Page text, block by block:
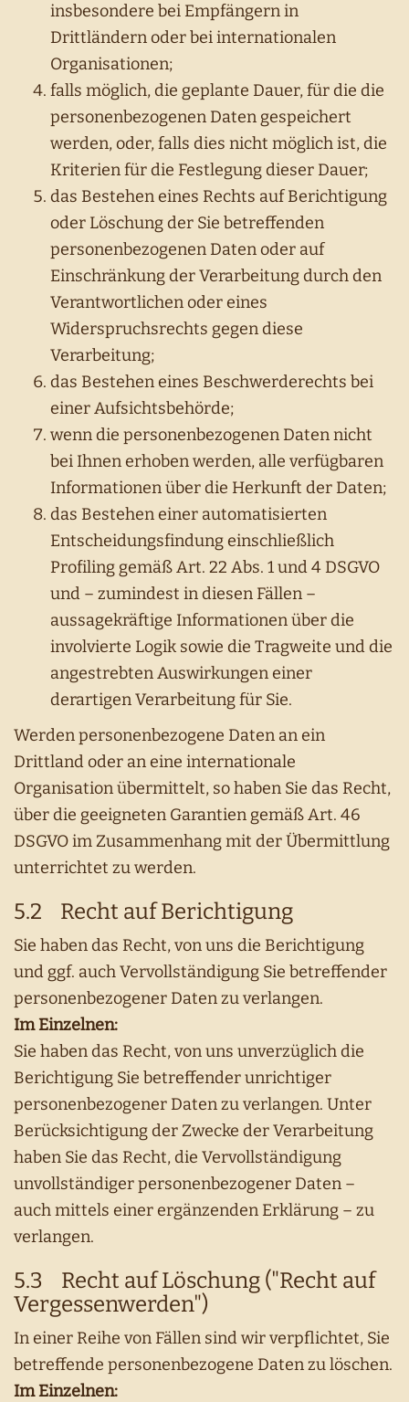
insbesondere bei Empfängern in
Drittländern oder bei internationalen
Organisationen;
falls möglich, die geplante Dauer, für die die
personenbezogenen Daten gespeichert
werden, oder, falls dies nicht möglich ist, die
Kriterien für die Festlegung dieser Dauer;
das Bestehen eines Rechts auf Berichtigung
oder Löschung der Sie betreffenden
personenbezogenen Daten oder auf
Einschränkung der Verarbeitung durch den
Verantwortlichen oder eines
Widerspruchsrechts gegen diese
Verarbeitung;
das Bestehen eines Beschwerderechts bei
einer Aufsichtsbehörde;
wenn die personenbezogenen Daten nicht
bei Ihnen erhoben werden, alle verfügbaren
Informationen über die Herkunft der Daten;
das Bestehen einer automatisierten
Entscheidungsfindung einschließlich
Profiling gemäß Art. 22 Abs. 1 und 4 DSGVO
und – zumindest in diesen Fällen –
aussagekräftige Informationen über die
involvierte Logik sowie die Tragweite und die
angestrebten Auswirkungen einer
derartigen Verarbeitung für Sie.
Werden personenbezogene Daten an ein
Drittland oder an eine internationale
Organisation übermittelt, so haben Sie das Recht,
über die geeigneten Garantien gemäß Art. 46
DSGVO im Zusammenhang mit der Übermittlung
unterrichtet zu werden.
5.2 Recht auf Berichtigung
Sie haben das Recht, von uns die Berichtigung
und ggf. auch Vervollständigung Sie betreffender
personenbezogener Daten zu verlangen.
Im Einzelnen:
Sie haben das Recht, von uns unverzüglich die
Berichtigung Sie betreffender unrichtiger
personenbezogener Daten zu verlangen. Unter
Berücksichtigung der Zwecke der Verarbeitung
haben Sie das Recht, die Vervollständigung
unvollständiger personenbezogener Daten –
auch mittels einer ergänzenden Erklärung – zu
verlangen.
5.3 Recht auf Löschung ("Recht auf
Vergessenwerden")
In einer Reihe von Fällen sind wir verpflichtet, Sie
betreffende personenbezogene Daten zu löschen.
Im Einzelnen: